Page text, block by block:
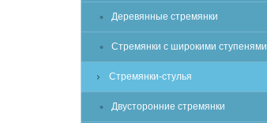
Деревянные стремянки
Стремянки с широкими ступенями
Стремянки-стулья
Двусторонние стремянки